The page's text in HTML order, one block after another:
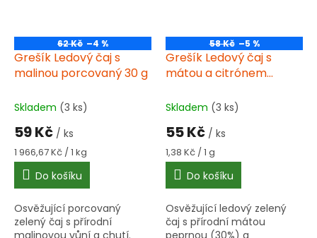
62 Kč –4 %
Grešík Ledový čaj s
malinou porcovaný 30 g
Skladem (3 ks)
59 Kč / ks
Měrná
cena:
1 966,67 Kč / 1 kg
Do košíku
Osvěžující porcovaný
zelený čaj s přírodní
58 Kč –5 %
Grešík Ledový čaj s
mátou a citrónem
Skladem (3 ks)
55 Kč / ks
Měrná
cena:
1,38 Kč / 1 g
Do košíku
Osvěžující ledový zelený
čaj s přírodní mátou